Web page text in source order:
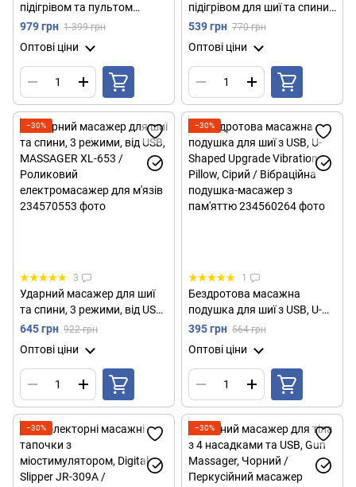
підігрівом та пультом
150х54х3 см / Електронний
для спини та шиї
979 грн 1 399 грн
Оптові ціни
підігрівом для шиї та спини,
від USB / Роликовий
механізмом для тіла
539 грн 770 грн
Оптові ціни
−30%
3
Ударний масажер для шиї
та спини, 3 режими, від USB,
MASSAGER XL-653 /
електромасажер для м'язів
645 грн 922 грн
Оптові ціни
−30%
1
Бездротова масажна
подушка для шиї з USB, U-
Shaped Upgrade Vibration
подушка-масажер з
пам'яттю
395 грн 564 грн
Оптові ціни
−30% −30%